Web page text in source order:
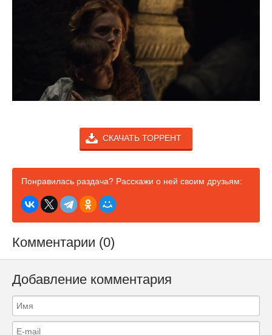
СКАЧАТЬ ТОРРЕНТ
Понравилась раздача? Расскажи о ней своим друзьям:
Комментарии (0)
Добавление комментария